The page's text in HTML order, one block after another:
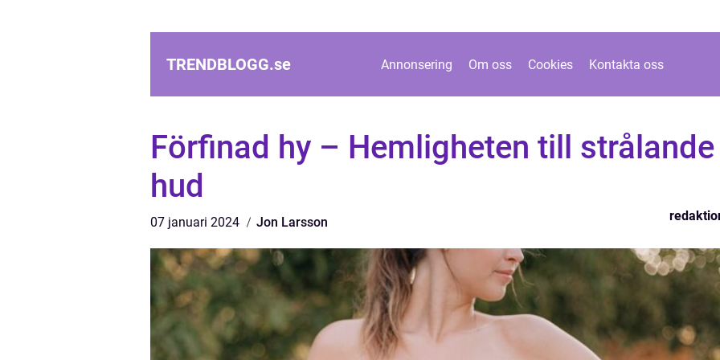
TRENDBLOGG.se Annonsering Om oss Cookies Kontakta oss
Förfinad hy – Hemligheten till strålande
hud
07 januari 2024 Jon Larsson